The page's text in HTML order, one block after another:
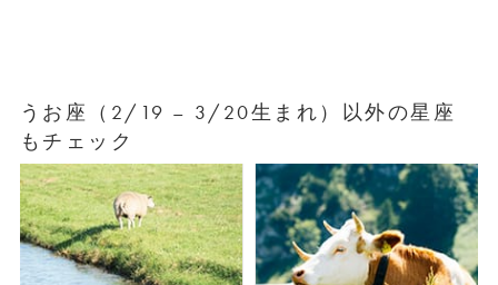
うお座（2/19 – 3/20生まれ）以外の星座
もチェック